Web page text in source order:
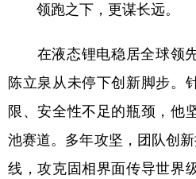
领跑之下，更谋长远。
在液态锂电稳居全球领先
陈立泉从未停下创新脚步。
限、安全性不足的瓶颈，他
池赛道。多年攻坚，团队创
线，攻克固相界面传导世界